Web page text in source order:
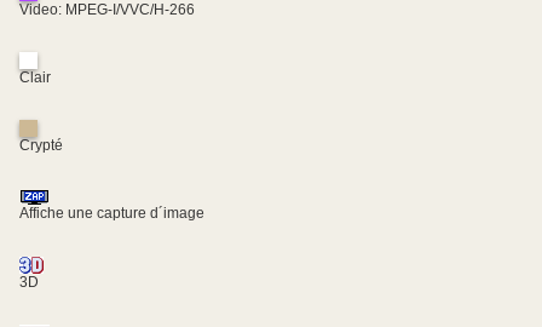
Video: MPEG-I/VVC/H-266
Clair
Crypté
Affiche une capture d´image
3D